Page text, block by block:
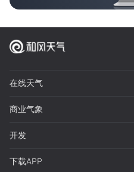
在线天气
商业气象
开发
下载APP